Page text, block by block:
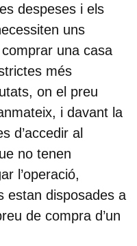
despeses i els
uns
una casa
més
on el preu
i davant la
d’accedir al
no tenen
l’operació,
estan disposades a
de compra d’un